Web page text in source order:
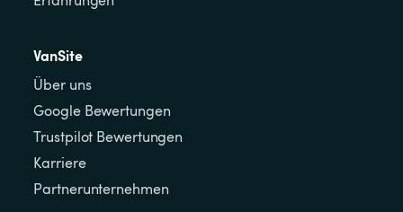
VanSite
Über uns
Google Bewertungen
Trustpilot Bewertungen
Karriere
Partnerunternehmen